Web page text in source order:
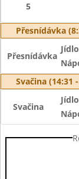
5
Přesnídávka
Přesnídávka
Jídlo
Svačina (14:31
Svačina
Jídlo